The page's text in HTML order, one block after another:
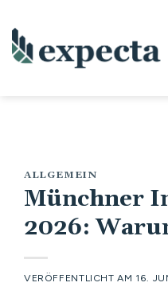
Inhalt
springen
ALLGEMEIN
Münchner
2026:
VERÖFFENTLICHT AM 16.